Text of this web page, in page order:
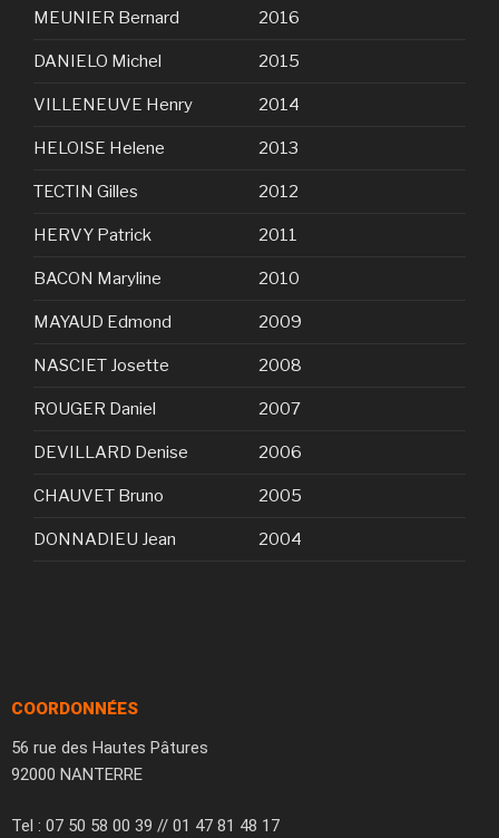
MEUNIER Bernard 2016
DANIELO Michel 2015
VILLENEUVE Henry 2014
HELOISE Helene 2013
TECTIN Gilles 2012
HERVY Patrick 2011
BACON Maryline 2010
MAYAUD Edmond 2009
NASCIET Josette 2008
ROUGER Daniel 2007
DEVILLARD Denise 2006
CHAUVET Bruno 2005
DONNADIEU Jean 2004
COORDONNÉES
56 rue des Hautes Pâtures
92000 NANTERRE
Tel : 07 50 58 00 39 // 01 47 81 48 17